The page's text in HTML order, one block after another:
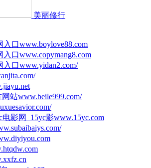
美丽修行
入口www.boylove88.com
入口www.copymang8.com
入口www.yidan2.com/
网站www.beile999.com/
电影网_15yc影www.15yc.com